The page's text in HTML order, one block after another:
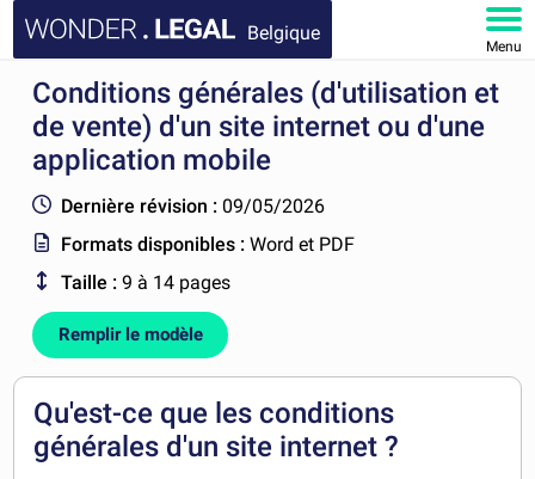
Belgique
Menu
ACCUEIL
DOCUMENTS
FAQ
MON COMPTE
Conditions générales (d'utilisation et
de vente) d'un site internet ou d'une
application mobile
Dernière révision : 09/05/2026
Formats disponibles :Word et PDF
Taille : 9 à 14 pages
Remplir le modèle
Qu'est-ce que les conditions
générales d'un site internet ?